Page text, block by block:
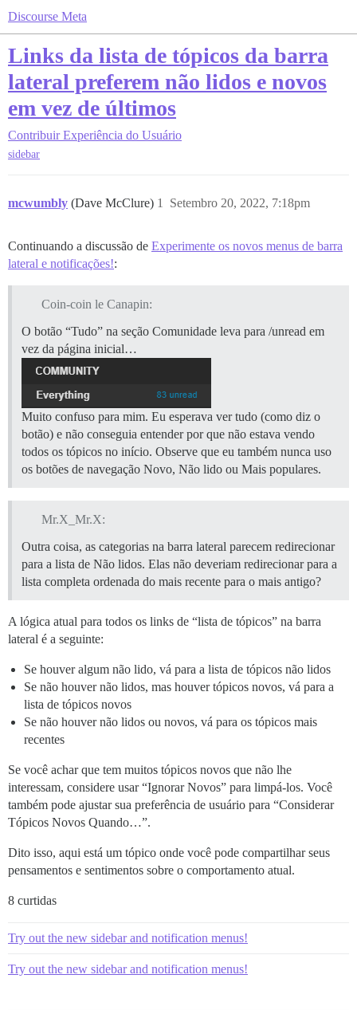
Discourse Meta
Links da lista de tópicos da barra
lateral preferem não lidos e novos
em vez de últimos
Contribuir Experiência do Usuário
sidebar
mcwumbly (Dave McClure) Setembro 20, 2022, 7:18pm
1
Continuando a discussão de Experimente os novos menus de barra
lateral e notificações!:
Coin-coin le Canapin:
O botão “Tudo” na seção Comunidade leva para /unread em
vez da página inicial…
Muito confuso para mim. Eu esperava ver tudo (como diz o
botão) e não conseguia entender por que não estava vendo
todos os tópicos no início. Observe que eu também nunca uso
os botões de navegação Novo, Não lido ou Mais populares.
Mr.X_Mr.X:
Outra coisa, as categorias na barra lateral parecem redirecionar
para a lista de Não lidos. Elas não deveriam redirecionar para a
lista completa ordenada do mais recente para o mais antigo?
A lógica atual para todos os links de “lista de tópicos” na barra
lateral é a seguinte:
Se houver algum não lido, vá para a lista de tópicos não lidos
Se não houver não lidos, mas houver tópicos novos, vá para a
lista de tópicos novos
Se não houver não lidos ou novos, vá para os tópicos mais
recentes
Se você achar que tem muitos tópicos novos que não lhe
interessam, considere usar “Ignorar Novos” para limpá-los. Você
também pode ajustar sua preferência de usuário para “Considerar
Tópicos Novos Quando…”.
Dito isso, aqui está um tópico onde você pode compartilhar seus
pensamentos e sentimentos sobre o comportamento atual.
8 curtidas
Try out the new sidebar and notification menus!
Try out the new sidebar and notification menus!